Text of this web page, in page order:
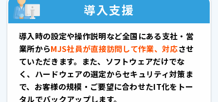
導入支援
導入時の設定や操作説明など全国にある支社・営
業所からMJS社員が直接訪問して作業、対応させ
ていただきます。また、ソフトウェアだけでな
く、ハードウェアの選定からセキュリティ対策ま
で、お客様の規模・ご要望に合わせたIT化をトー
タルでバックアップします。